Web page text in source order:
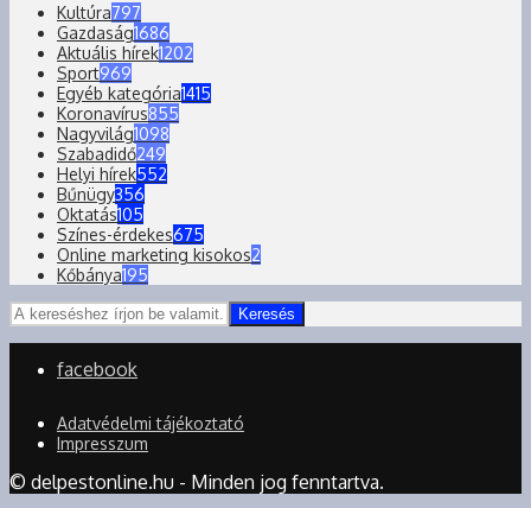
Kultúra797
Gazdaság1686
Aktuális hírek1202
Sport969
Egyéb kategória1415
Koronavírus855
Nagyvilág1098
Szabadidő249
Helyi hírek552
Bűnügy356
Oktatás105
Színes-érdekes675
Online marketing kisokos2
Kőbánya195
Keresés
facebook
Adatvédelmi tájékoztató
Impresszum
© delpestonline.hu - Minden jog fenntartva.